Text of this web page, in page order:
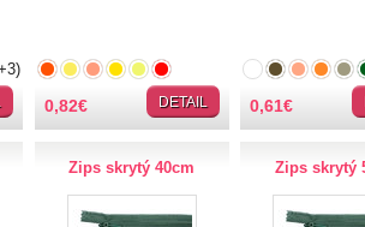
0,82€ DETAIL
... (+10)
0,61€
Zips skrytý 40cm Zips skrytý